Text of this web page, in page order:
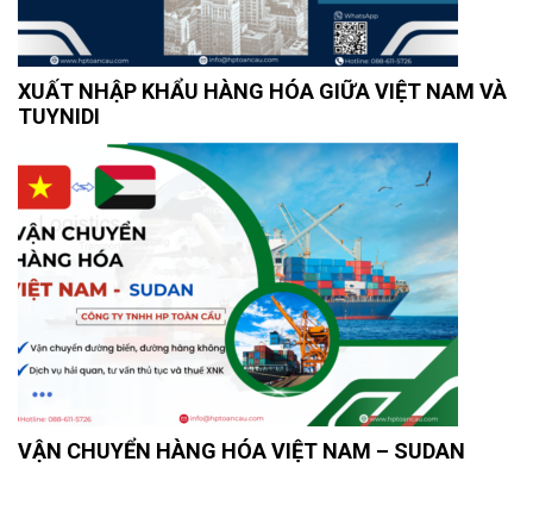
XUẤT NHẬP KHẨU HÀNG HÓA GIỮA VIỆT NAM VÀ
TUYNIDI
VẬN CHUYỂN HÀNG HÓA VIỆT NAM – SUDAN